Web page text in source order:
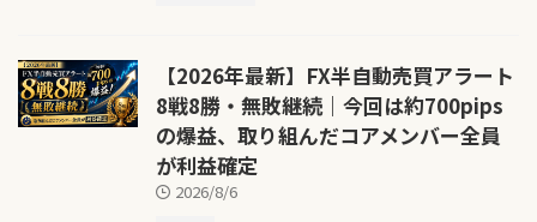
【2026年最新】FX半自動売買アラート
8戦8勝・無敗継続｜今回は約700pips
の爆益、取り組んだコアメンバー全員
が利益確定
2026/8/6